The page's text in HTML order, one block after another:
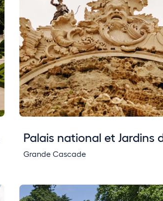
Palais national et Jardins
Grande Cascade